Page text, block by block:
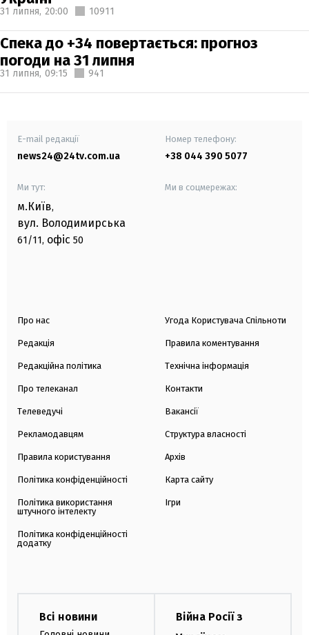
31 липня, 20:00 10911
Спека до +34 повертається: прогноз
погоди на 31 липня
31 липня, 09:15 941
E-mail редакції
news24@24tv.com.ua
Номер телефону:
+38 044 390 5077
Ми тут:
м.Київ,
вул. Володимирська
61/11, офіс 50
Ми в соцмережах:
Про нас
Редакція
Редакційна політика
Про телеканал
Телеведучі
Рекламодавцям
Правила користування
Політика конфіденційності
Політика використання
штучного інтелекту
Політика конфіденційності
додатку
Угода Користувача Спільноти
Правила коментування
Технічна інформація
Контакти
Вакансії
Структура власності
Архів
Карта сайту
Ігри
Всі новини
Війна Росії з